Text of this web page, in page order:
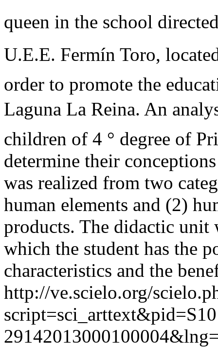
queen in the school
U.E.E. Fermín Toro,
order to promote the
Laguna La Reina. An
children of 4 ° degree of
determine their
was realized from two
human elements and (2)
products. The didactic unit
which the student has the
characteristics and the
http://ve.scielo.org/